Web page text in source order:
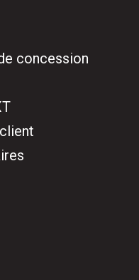
concession